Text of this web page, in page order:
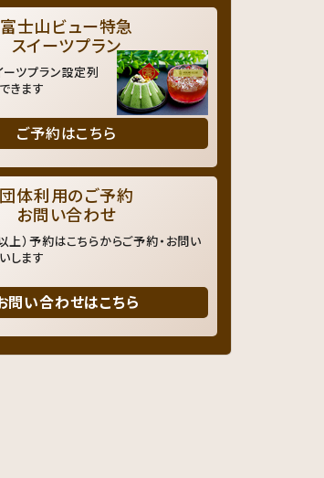
富士山ビュー特急
スイーツプラン
ーツプラン設定列
きます
ご予約はこちら
団体利用のご予約
お問い合わせ
上）予約はこちらからご予約・お問い
します
問い合わせはこちら